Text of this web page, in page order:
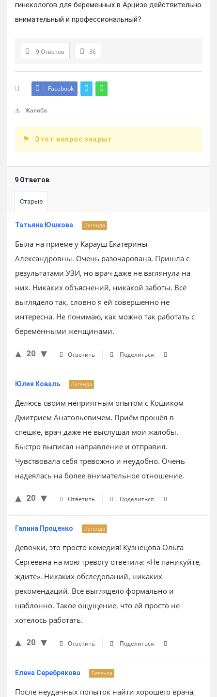
гинекологов для беременных в Арцизе действительно
внимательный и профессиональный?
9 Ответов 36
Facebook
Жалоба
Этот вопрос закрыт
9 Ответов
Старые
Татьяна Юшкова Легенда
Была на приёме у Карауш Екатерины
Александровны. Очень разочарована. Пришла с
результатами УЗИ, но врач даже не взглянула на
них. Никаких объяснений, никакой заботы. Всё
выглядело так, словно я ей совершенно не
интересна. Не понимаю, как можно так работать с
беременными женщинами.
20 Ответить Поделиться
Юлия Коваль Легенда
Делюсь своим неприятным опытом с Кошиком
Дмитрием Анатольевичем. Приём прошёл в
спешке, врач даже не выслушал мои жалобы.
Быстро выписал направление и отправил.
Чувствовала себя тревожно и неудобно. Очень
надеялась на более внимательное отношение.
20 Ответить Поделиться
Галина Проценко Легенда
Девочки, это просто комедия! Кузнецова Ольга
Сергеевна на мою тревогу ответила: «Не паникуйте,
ждите». Никаких обследований, никаких
рекомендаций. Всё выглядело формально и
шаблонно. Такое ощущение, что ей просто не
хотелось работать.
20 Ответить Поделиться
Елена Серебрякова Легенда
После неудачных попыток найти хорошего врача,